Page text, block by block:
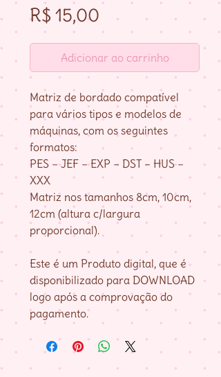
R$ 15,00 Preço
Adicionar ao carrinho
Matriz de bordado compatível
para vários tipos e modelos de
máquinas, com os seguintes
formatos:
PES – JEF – EXP – DST – HUS –
XXX
Matriz nos tamanhos 8cm, 10cm,
12cm (altura c/largura
proporcional).
Este é um Produto digital, que é
disponibilizado para DOWNLOAD
logo após a comprovação do
pagamento.